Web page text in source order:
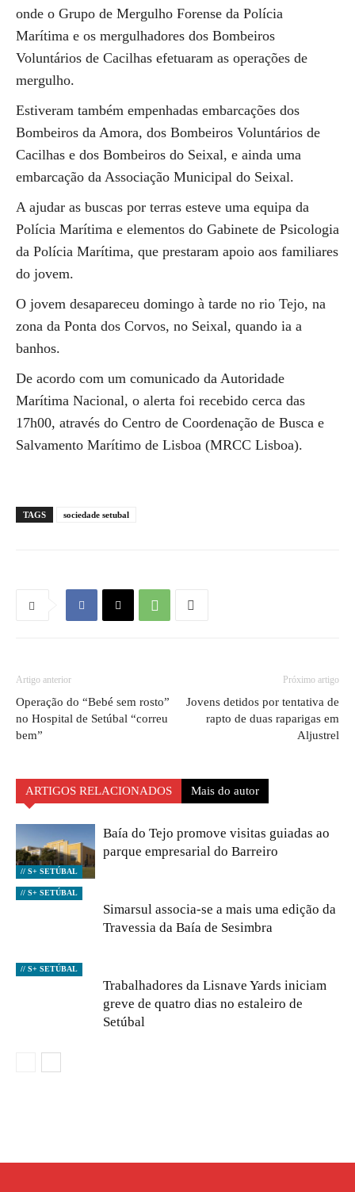
onde o Grupo de Mergulho Forense da Polícia
Marítima e os mergulhadores dos Bombeiros
Voluntários de Cacilhas efetuaram as operações de
mergulho.
Estiveram também empenhadas embarcações dos
Bombeiros da Amora, dos Bombeiros Voluntários de
Cacilhas e dos Bombeiros do Seixal, e ainda uma
embarcação da Associação Municipal do Seixal.
A ajudar as buscas por terras esteve uma equipa da
Polícia Marítima e elementos do Gabinete de Psicologia
da Polícia Marítima, que prestaram apoio aos familiares
do jovem.
O jovem desapareceu domingo à tarde no rio Tejo, na
zona da Ponta dos Corvos, no Seixal, quando ia a
banhos.
De acordo com um comunicado da Autoridade
Marítima Nacional, o alerta foi recebido cerca das
17h00, através do Centro de Coordenação de Busca e
Salvamento Marítimo de Lisboa (MRCC Lisboa).
TAGS sociedade setubal
Artigo anterior
Operação do “Bebé sem rosto”
no Hospital de Setúbal “correu
bem”
Próximo artigo
Jovens detidos por tentativa de
rapto de duas raparigas em
Aljustrel
ARTIGOS RELACIONADOS Mais do autor
// S+ SETÚBAL
Baía do Tejo promove visitas guiadas ao
parque empresarial do Barreiro
// S+ SETÚBAL
Simarsul associa-se a mais uma edição da
Travessia da Baía de Sesimbra
// S+ SETÚBAL
Trabalhadores da Lisnave Yards iniciam
greve de quatro dias no estaleiro de
Setúbal